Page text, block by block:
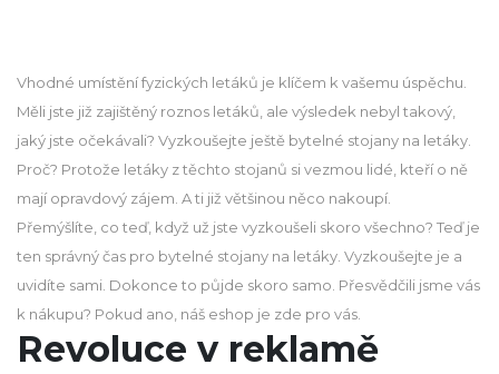
Vhodné umístění fyzických letáků je klíčem k vašemu úspěchu.
Měli jste již zajištěný roznos letáků, ale výsledek nebyl takový,
jaký jste očekávali? Vyzkoušejte ještě bytelné stojany na letáky.
Proč? Protože letáky z těchto stojanů si vezmou lidé, kteří o ně
mají opravdový zájem. A ti již většinou něco nakoupí.
Přemýšlíte, co teď, když už jste vyzkoušeli skoro všechno? Teď je
ten správný čas pro bytelné stojany na letáky. Vyzkoušejte je a
uvidíte sami. Dokonce to půjde skoro samo. Přesvědčili jsme vás
k nákupu? Pokud ano, náš eshop je zde pro vás.
Revoluce v reklamě